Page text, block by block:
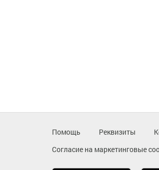
Помощь Реквизиты
Согласие на маркетинговые